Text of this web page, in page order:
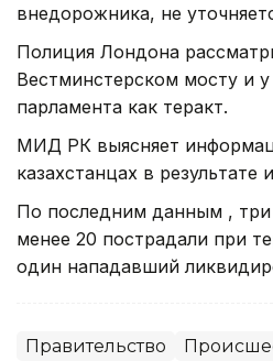
внедорожника, не
Полиция Лондона
Вестминстерском мосту и у
парламента как теракт.
МИД РК выясняет
казахстанцах в
По последним данным , три
менее 20 пострадали при
один нападавший
Правительство